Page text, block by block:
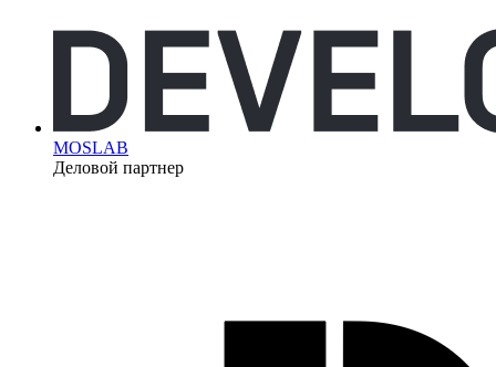
MOSLAB
Деловой партнер